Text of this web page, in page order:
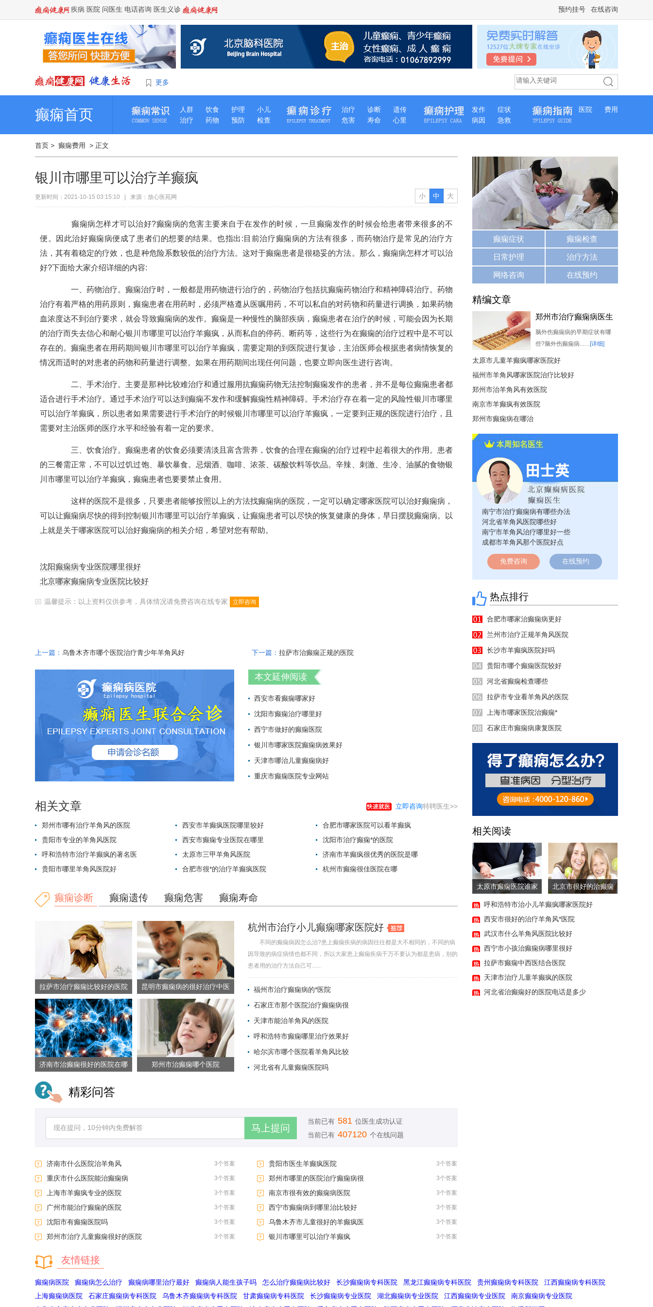
疾病 医院 问医生 电话咨询 医生义诊 预约挂号 在线咨询
更多
癫痫首页 人群 饮食 护理
小儿
治疗
药物 预防 检查
治疗 诊断
遗传
危害
寿命 心里
发作
症状
病因
急救
医院 费用
首页 > 癫痫费用 > 正文
银川市哪里可以治疗羊癫疯
更新时间：2021-10-15 03:15:10 | 来源：放心医苑网 小 中 大
癫痫病怎样才可以治好?癫痫病的危害主要来自于在发作的时候，一旦癫痫发作的时候会给患者带来很多的不
便。因此治好癫痫病便成了患者们的想要的结果。也指出:目前治疗癫痫病的方法有很多，而药物治疗是常见的治疗方
法，其有着稳定的疗效，也是种危险系数较低的治疗方法。这对于癫痫患者是很稳妥的方法。那么，癫痫病怎样才可以治
好?下面给大家介绍详细的内容:
一、药物治疗。癫痫治疗时，一般都是用药物进行治疗的，药物治疗包括抗癫痫药物治疗和精神障碍治疗。药物
治疗有着严格的用药原则，癫痫患者在用药时，必须严格遵从医嘱用药，不可以私自的对药物和药量进行调换，如果药物
血浓度达不到治疗要求，就会导致癫痫病的发作。癫痫是一种慢性的脑部疾病，癫痫患者在治疗的时候，可能会因为长期
的治疗而失去信心和耐心银川市哪里可以治疗羊癫疯，从而私自的停药、断药等，这些行为在癫痫的治疗过程中是不可以
存在的。癫痫患者在用药期间银川市哪里可以治疗羊癫疯，需要定期的到医院进行复诊，主治医师会根据患者病情恢复的
情况而适时的对患者的药物和药量进行调整。如果在用药期间出现任何问题，也要立即向医生进行咨询。
二、手术治疗。主要是那种比较难治疗和通过服用抗癫痫药物无法控制癫痫发作的患者，并不是每位癫痫患者都
适合进行手术治疗。通过手术治疗可以达到癫痫不发作和缓解癫痫性精神障碍。手术治疗存在着一定的风险性银川市哪里
可以治疗羊癫疯，所以患者如果需要进行手术治疗的时候银川市哪里可以治疗羊癫疯，一定要到正规的医院进行治疗，且
需要对主治医师的医疗水平和经验有着一定的要求。
三、饮食治疗。癫痫患者的饮食必须要清淡且富含营养，饮食的合理在癫痫的治疗过程中起着很大的作用。患者
的三餐需正常，不可以过饥过饱、暴饮暴食。忌烟酒、咖啡、浓茶、碳酸饮料等饮品。辛辣、刺激、生冷、油腻的食物银
川市哪里可以治疗羊癫疯，癫痫患者也要要禁止食用。
这样的医院不是很多，只要患者能够按照以上的方法找癫痫病的医院，一定可以确定哪家医院可以治好癫痫病，
可以让癫痫病尽快的得到控制银川市哪里可以治疗羊癫疯，让癫痫患者可以尽快的恢复健康的身体，早日摆脱癫痫病。以
上就是关于哪家医院可以治好癫痫病的相关介绍，希望对您有帮助。
沈阳癫痫病专业医院哪里很好
北京哪家癫痫病专业医院比较好
温馨提示：以上资料仅供参考，具体情况请免费咨询在线专家 立即咨询
上一篇： 乌鲁木齐市哪个医院治疗青少年羊角风好 下一篇： 拉萨市治癫痫正规的医院
本文延伸阅读
西安市看癫痫哪家好
沈阳市癫痫治疗哪里好
西宁市做好的癫痫医院
银川市哪家医院癫痫病效果好
天津市哪治儿童癫痫病好
重庆市癫痫医院专业网站
相关文章 立即咨询特聘医生>>
郑州市哪有治疗羊角风的医院 西安市羊癫疯医院哪里较好
合肥市哪家医院可以看羊癫疯
贵阳市专业的羊角风医院
西安市癫痫专业医院在哪里
沈阳市治疗癫痫*的医院
呼和浩特市治疗羊癫疯的著名医
太原市三甲羊角风医院
济南市羊癫疯很优秀的医院是哪
贵阳市哪里羊角风医院好
合肥市很*的治疗羊癫疯医院 杭州市癫痫很佳医院在哪
癫痫诊断 癫痫遗传 癫痫危害 癫痫寿命
拉萨市治疗癫痫比较好的医院
昆明市癫痫病的很好治疗中医
院
济南市治癫痫很好的医院在哪
郑州市治癫痫哪个医院
杭州市治疗小儿癫痫哪家医院好
不同的癫痫病因怎么治?患上癫痫疾病的病因往往都是大不相同的，不同的病
因导致的病症病情也都不同，所以大家患上癫痫疾病千万不要认为都是患病，别的
患者用的治疗方法自己可......
福州市治疗癫痫病的*医院
石家庄市那个医院治疗癫痫病很
天津市能治羊角风的医院
呼和浩特市癫痫哪里治疗效果好
哈尔滨市哪个医院看羊角风比较
河北省有儿童癫痫医院吗
精彩问答
当前已有 581 位医生成功认证
当前已有 407120 个在线问题
济南市什么医院治羊角风 3个答案 贵阳市医生羊癫疯医院 3个答案
重庆市什么医院能治癫痫病 3个答案 郑州市哪里的医院治疗癫痫病很 3个答案
上海市羊癫疯专业的医院 3个答案 南京市很有效的癫痫病医院 3个答案
广州市能治疗癫痫的医院 3个答案 西宁市癫痫病到哪里治比较好 3个答案
沈阳市有癫痫医院吗 3个答案 乌鲁木齐市儿童很好的羊癫疯医 3个答案
郑州市治疗儿童癫痫很好的医院 3个答案 银川市哪里可以治疗羊癫疯 3个答案
癫痫症状 癫痫检查
日常护理 治疗方法
网络咨询 在线预约
精编文章
郑州市治疗癫痫病医生
脑外伤癫痫病的早期症状有哪
些?脑外伤癫痫病...… [详细]
太原市儿童羊癫疯哪家医院好
福州市羊角风哪家医院治疗比较好
郑州市治羊角风有效医院
南京市羊癫疯有效医院
郑州市癫痫病在哪治
南宁市治疗癫痫病有哪些办法
河北省羊角风医院哪些好
南宁市羊角风治疗哪里好一些
成都市羊角风那个医院好点
免费咨询 在线预约
热点排行
合肥市哪家治癫痫病更好
兰州市治疗正规羊角风医院
长沙市羊癫疯医院好吗
贵阳市哪个癫痫医院较好
河北省癫痫检查哪些
拉萨市专业看羊角风的医院
上海市哪家医院治癫痫*
石家庄市癫痫病康复医院
相关阅读
太原市癫痫医院谁家
北京市很好的治癫痫
呼和浩特市治小儿羊癫疯哪家医院好
西安市很好的治疗羊角风*医院
武汉市什么羊角风医院比较好
西宁市小孩治癫痫病哪里很好
拉萨市癫痫中西医结合医院
天津市治疗儿童羊癫疯的医院
河北省治癫痫好的医院电话是多少
友情链接
癫痫病医院 癫痫病怎么治疗 癫痫病哪里治疗最好 癫痫病人能生孩子吗 怎么治疗癫痫病比较好 长沙癫痫病专科医院 黑龙江癫痫病专科医院 贵州癫痫病专科医院
江西癫痫病专科医院
上海癫痫病医院
石家庄癫痫病专科医院 乌鲁木齐癫痫病专科医院 甘肃癫痫病专科医院 长沙癫痫病专业医院 湖北癫痫病专业医院 江西癫痫病专业医院
南京癫痫病专业医院